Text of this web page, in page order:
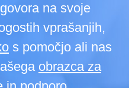
na svoje
vprašanjih,
s pomočjo ali nas
obrazca za